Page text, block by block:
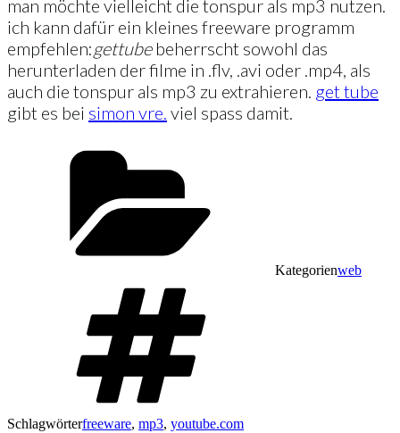
man möchte vielleicht die tonspur als mp3 nutzen.
ich kann dafür ein kleines freeware programm
empfehlen:gettubebeherrscht sowohl das
herunterladen der filme in .flv, .avi oder .mp4, als
auch die tonspur als mp3 zu extrahieren. get tube
gibt es bei simon vre. viel spass damit.
Kategorienweb
Schlagwörterfreeware, mp3, youtube.com